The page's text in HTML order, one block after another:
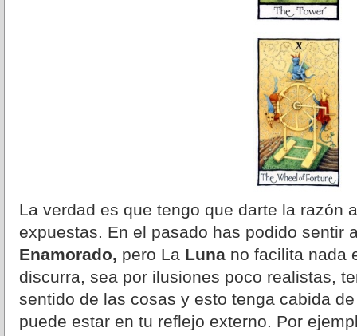
La verdad es que tengo que darte la razón
expuestas. En el pasado has podido sentir
Enamorado, pero La Luna no facilita nada
discurra, sea por ilusiones poco realistas,
sentido de las cosas y esto tenga cabida
puede estar en tu reflejo externo. Por